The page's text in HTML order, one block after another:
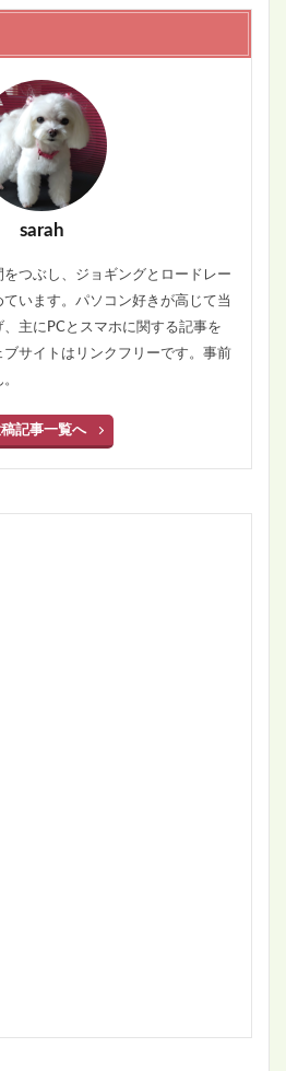
sarah
つぶし、ジョギングとロードレー
います。パソコン好きが高じて当
主にPCとスマホに関する記事を
サイトはリンクフリーです。事前
記事一覧へ